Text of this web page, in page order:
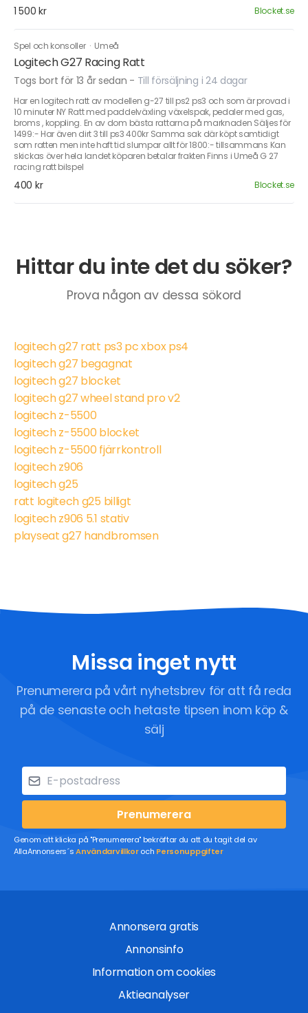
1 500 kr Blocket.se
Spel och konsoller · Umeå
Logitech G27 Racing Ratt
Togs bort för 13 år sedan - Till försäljning i 24 dagar
Har en logitech ratt av modellen g-27 till ps2 ps3 och som är provad i
10 minuter NY Ratt med paddelväxling växelspak, pedaler med gas,
broms , koppling. En av dom bästa rattarna på marknaden Säljes för
1499:- Har även dirt 3 till ps3 400kr Samma sak där köpt samtidigt
som ratten men inte haft tid slumpar allt för 1800:- tillsammans Kan
skickas över hela landet köparen betalar frakten Finns i Umeå G 27
racing ratt bilspel
400 kr Blocket.se
Hittar du inte det du söker?
Prova någon av dessa sökord
logitech g27 ratt ps3 pc xbox ps4
logitech g27 begagnat
logitech g27 blocket
logitech g27 wheel stand pro v2
logitech z-5500
logitech z-5500 blocket
logitech z-5500 fjärrkontroll
logitech z906
logitech g25
ratt logitech g25 billigt
logitech z906 5.1 stativ
playseat g27 handbromsen
Missa inget nytt
Prenumerera på vårt nyhetsbrev för att få reda
på de senaste och hetaste tipsen inom köp &
sälj
Prenumerera
Genom att klicka på "Prenumerera" bekräftar du att du tagit del av
AllaAnnonsers´sAnvändarvillkoroch Personuppgifter
Annonsera gratis
Annonsinfo
Information om cookies
Aktieanalyser